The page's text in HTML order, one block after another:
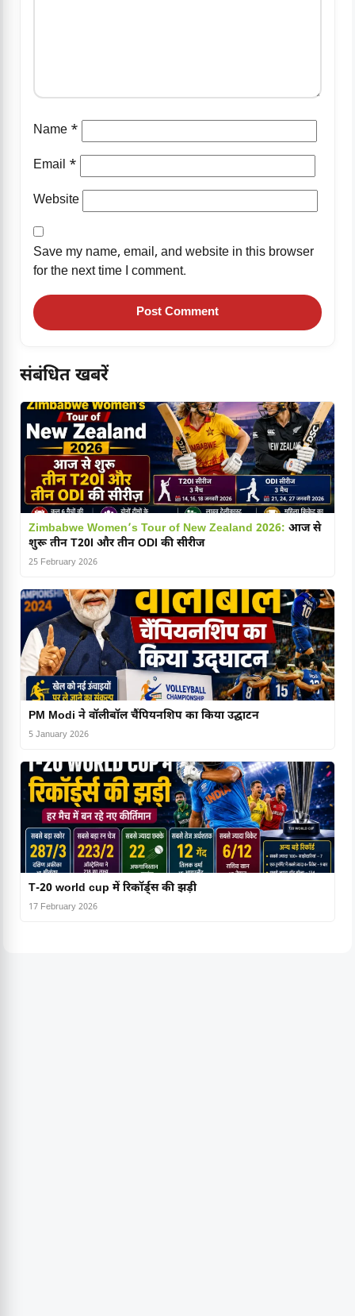
Name *
Email *
Website
Save my name, email, and website in this browser
for the next time I comment.
संबंधित खबरें
Zimbabwe Women’s Tour of New Zealand 2026: आज से
शुरू तीन T20I और तीन ODI की सीरीज
25 February 2026
PM Modi ने वॉलीबॉल चैंपियनशिप का किया उद्घाटन
5 January 2026
T-20 world cup में रिकॉर्ड्स की झड़ी
17 February 2026